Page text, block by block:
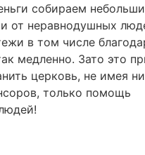
собираем
от неравнодушных
в том числе
медленно. Зато это
церковь, не имея
только помощь